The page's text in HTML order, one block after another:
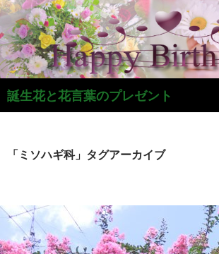
コ
ン
テ
ン
ツ
へ
ス
誕生花と花言葉のプレゼント
検
索
「ミソハギ科」タグアーカイブ